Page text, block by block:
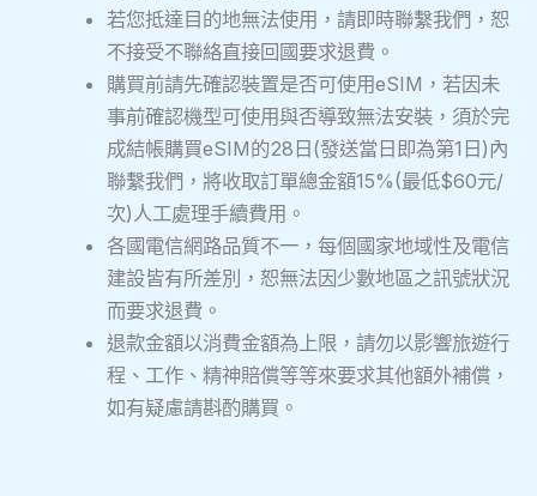
若您抵達目的地無法使用，請即時聯繫我們，恕
不接受不聯絡直接回國要求退費。
購買前請先確認裝置是否可使用eSIM，若因未
事前確認機型可使用與否導致無法安裝，須於完
成結帳購買eSIM的28日(發送當日即為第1日)內
聯繫我們，將收取訂單總金額15%(最低$60元/
次)人工處理手續費用。
各國電信網路品質不一，每個國家地域性及電信
建設皆有所差別，恕無法因少數地區之訊號狀況
而要求退費。
退款金額以消費金額為上限，請勿以影響旅遊行
程、工作、精神賠償等等來要求其他額外補償，
如有疑慮請斟酌購買。